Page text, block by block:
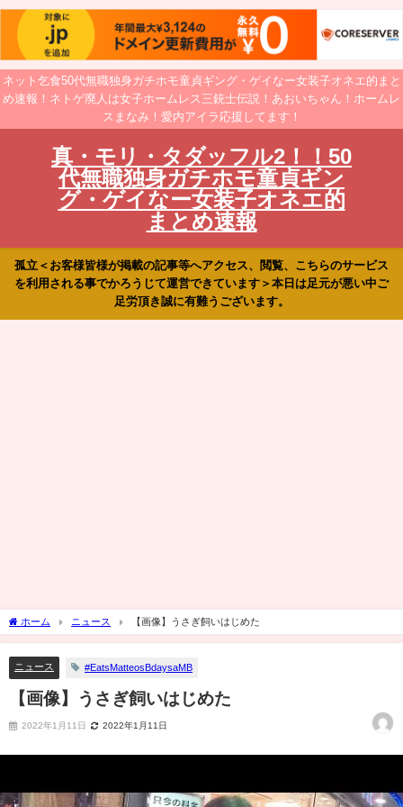
ネット乞食50代無職独身ガチホモ童貞ギング・ゲイなー女装子オネエ的まと
め速報！ネトゲ廃人は女子ホームレス三銃士伝説！あおいちゃん！ホームレ
スまなみ！愛内アイラ応援してます！
真・モリ・タダッフル2！！50
代無職独身ガチホモ童貞ギン
グ・ゲイなー女装子オネエ的
まとめ速報
孤立＜お客様皆様が掲載の記事等へアクセス、閲覧、こちらのサービス
を利用される事でかろうじて運営できています＞本日は足元が悪い中ご
足労頂き誠に有難うございます。
ホーム ニュース 【画像】うさぎ飼いはじめた
ニュース #EatsMatteosBdaysaMB
【画像】うさぎ飼いはじめた
2022年1月11日 2022年1月11日